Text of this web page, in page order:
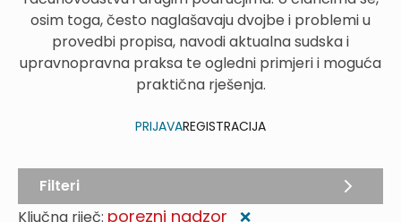
osim toga, često naglašavaju dvojbe i problemi u
provedbi propisa, navodi aktualna sudska i
upravnopravna praksa te ogledni primjeri i moguća
praktična rješenja.
PRIJAVAREGISTRACIJA
Ključna riječ: porezni nadzor ❌
Filteri